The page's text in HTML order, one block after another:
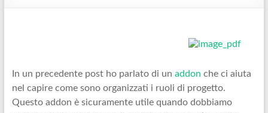
In un precedente post ho parlato di un addon che ci aiuta
nel capire come sono organizzati i ruoli di progetto.
Questo addon è sicuramente utile quando dobbiamo